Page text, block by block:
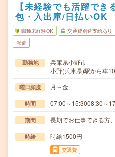
【未経験でも活躍で
包・入出庫/日払いOK
職種未経験OK 交通費別途支給あり
派遣
勤務地
兵庫県小野市
小野(兵庫県)駅から車
曜日頻度 月～金
時間 07:00～15:3008:30～
期間 長期でお仕事できる方
時給 時給1500円
交通費